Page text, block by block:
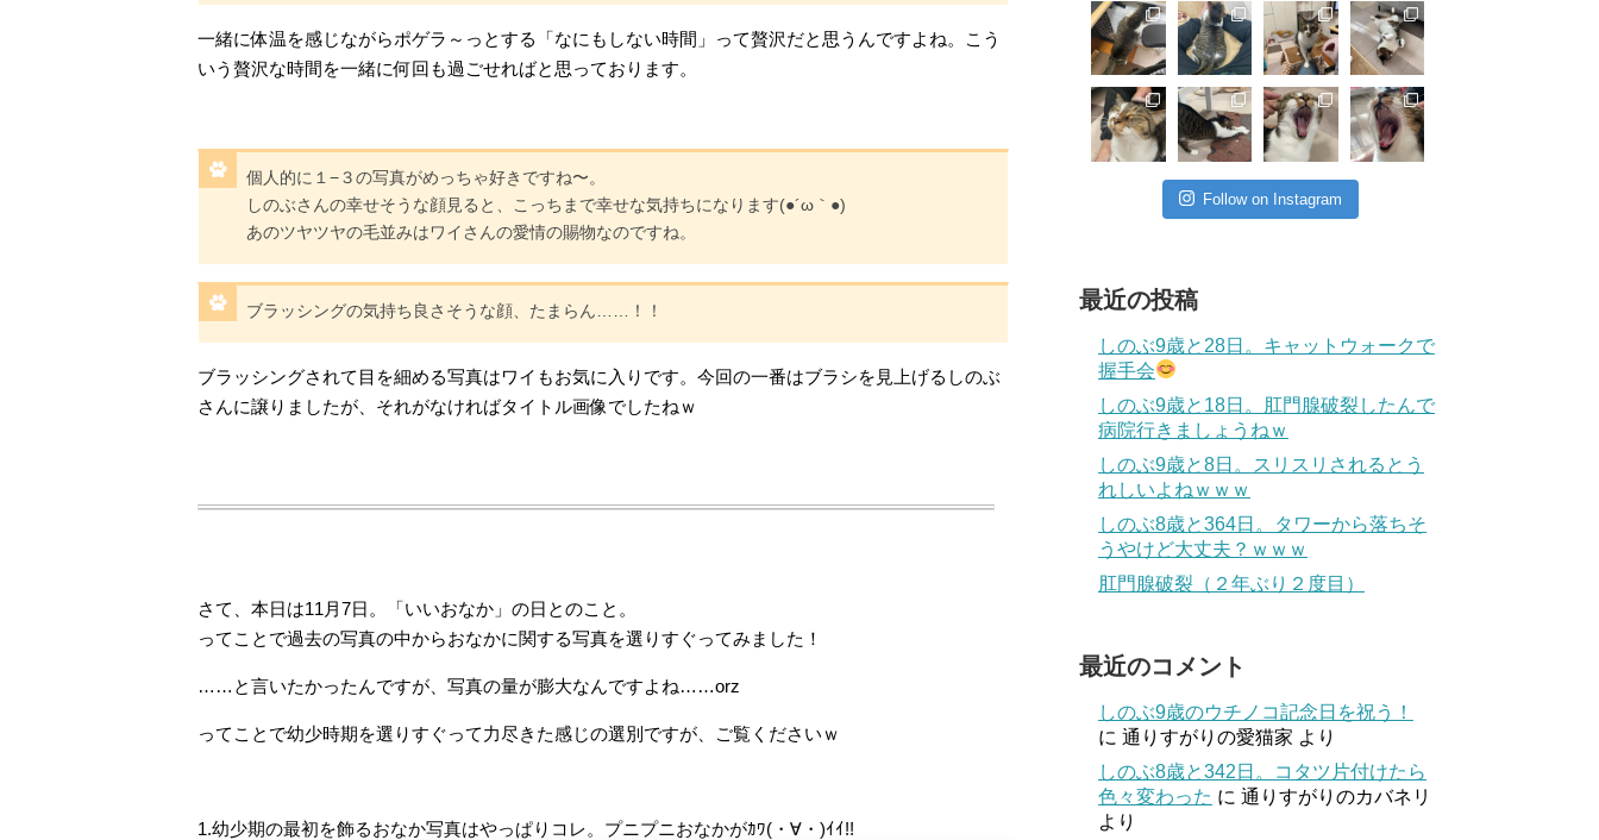
一緒に体温を感じながらポゲラ～っとする「なにもしない時間」って贅沢だと思うんですよね。こう
いう贅沢な時間を一緒に何回も過ごせればと思っております。
個人的に１−３の写真がめっちゃ好きですね〜。
しのぶさんの幸せそうな顔見ると、こっちまで幸せな気持ちになります(●´ω｀●)
あのツヤツヤの毛並みはワイさんの愛情の賜物なのですね。
ブラッシングの気持ち良さそうな顔、たまらん……！！
ブラッシングされて目を細める写真はワイもお気に入りです。今回の一番はブラシを見上げるしのぶ
さんに譲りましたが、それがなければタイトル画像でしたねｗ
さて、本日は11月7日。「いいおなか」の日とのこと。
ってことで過去の写真の中からおなかに関する写真を選りすぐってみました！
……と言いたかったんですが、写真の量が膨大なんですよね……orz
ってことで幼少時期を選りすぐって力尽きた感じの選別ですが、ご覧くださいｗ
1.幼少期の最初を飾るおなか写真はやっぱりコレ。プニプニおなかがｶﾜ(・∀・)ｲｲ!!
Follow on Instagram
最近の投稿
しのぶ9歳と28日。キャットウォークで
握手会
しのぶ9歳と18日。肛門腺破裂したんで
病院行きましょうねｗ
しのぶ9歳と8日。スリスリされるとう
れしいよねｗｗｗ
しのぶ8歳と364日。タワーから落ちそ
うやけど大丈夫？ｗｗｗ
肛門腺破裂（２年ぶり２度目）
最近のコメント
しのぶ9歳のウチノコ記念日を祝う！
に 通りすがりの愛猫家 より
しのぶ8歳と342日。コタツ片付けたら
色々変わった に 通りすがりのカバネリ
より